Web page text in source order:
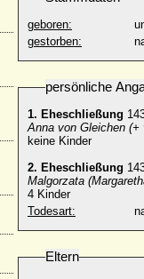
geboren:
gestorben:
persönliche
1. Eheschließung
Anna von Gleichen (+
keine Kinder
2. Eheschließung
Malgorzata
4 Kinder
Todesart:
Eltern